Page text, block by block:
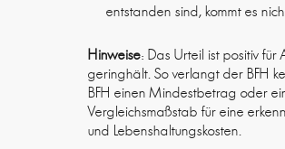
entstanden sind, kommt es
Hinweise: Das Urteil ist positiv
geringhält. So verlangt der BFH
BFH einen Mindestbetrag oder
Vergleichsmaßstab für eine
und Lebenshaltungskosten.